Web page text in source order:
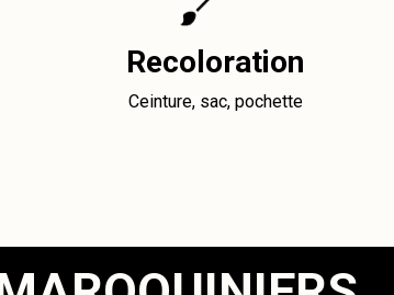
Recoloration
Ceinture, sac, pochette